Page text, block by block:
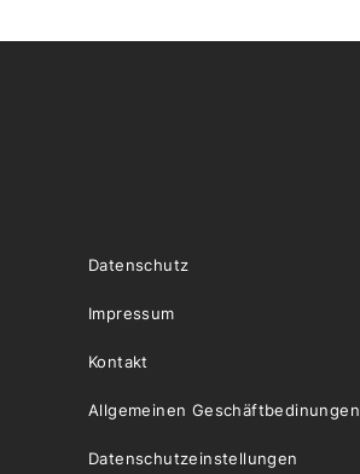
Datenschutz
Impressum
Kontakt
Allgemeinen Geschäftbedinungen
Datenschutzeinstellungen